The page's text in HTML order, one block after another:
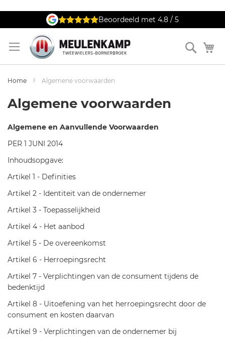
naar
inhoud
Beoordeeld met 4.8 / 5
Zoek
Home Algemene voorwaarden
Algemene voorwaarden
Algemene en Aanvullende Voorwaarden
PER 1 JUNI 2014
Inhoudsopgave:
Artikel 1 - Definities
Artikel 2 - Identiteit van de ondernemer
Artikel 3 - Toepasselijkheid
Artikel 4 - Het aanbod
Artikel 5 - De overeenkomst
Artikel 6 - Herroepingsrecht
Artikel 7 - Verplichtingen van de consument tijdens de
bedenktijd
Artikel 8 - Uitoefening van het herroepingsrecht door de
consument en kosten daarvan
Artikel 9 - Verplichtingen van de ondernemer bij